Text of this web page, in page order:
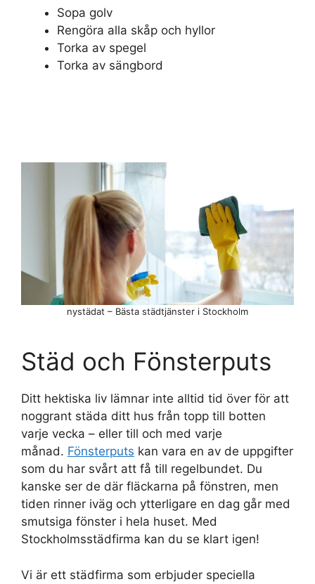
Sopa golv
Rengöra alla skåp och hyllor
Torka av spegel
Torka av sängbord
nystädat – Bästa städtjänster i Stockholm
Städ och Fönsterputs
Ditt hektiska liv lämnar inte alltid tid över för att
noggrant städa ditt hus från topp till botten
varje vecka – eller till och med varje
månad. Fönsterputs kan vara en av de uppgifter
som du har svårt att få till regelbundet. Du
kanske ser de där fläckarna på fönstren, men
tiden rinner iväg och ytterligare en dag går med
smutsiga fönster i hela huset. Med
Stockholmsstädfirma kan du se klart igen!
Vi är ett städfirma som erbjuder speciella